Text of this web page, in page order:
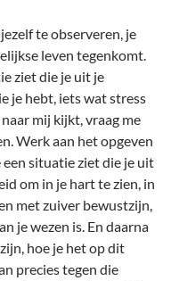
te observeren, je
leven tegenkomt.
ziet die je uit je
je hebt, iets wat stress
mij kijkt, vraag me
Werk aan het opgeven
situatie ziet die je uit
om in je hart te zien, in
met zuiver bewustzijn,
je wezen is. En daarna
hoe je het op dit
precies tegen die